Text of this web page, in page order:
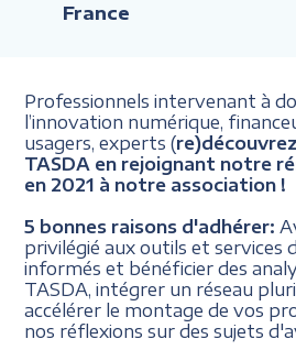
France
Professionnels intervenant à
l’innovation numérique,
usagers, experts (
TASDA en rejoignant notre
en 2021 à notre association !
5 bonnes raisons d'adhérer:
privilégié aux outils et services
informés et bénéficier des
TASDA, intégrer un réseau
accélérer le montage de vos
nos réflexions sur des sujets